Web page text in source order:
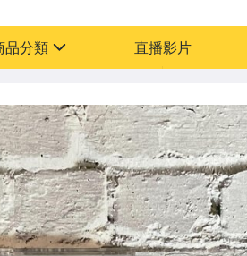
品分類 直播影片